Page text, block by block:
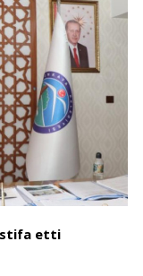
etti